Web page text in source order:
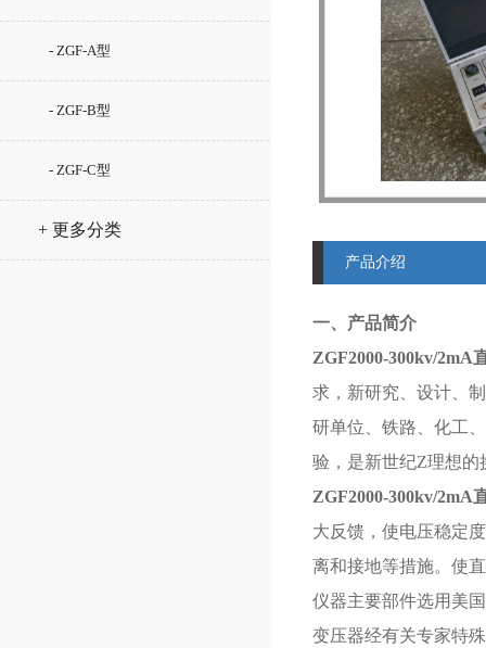
- ZGF-A型
- ZGF-B型
- ZGF-C型
+ 更多分类
产品介绍
一、产品简介
ZGF2000-300kv/2mA
求，新研究、设计、
研单位、铁路、化工
验，是新世纪Z理想的
ZGF2000-300kv/2mA
大反馈，使电压稳定
离和接地等措施。使
仪器主要部件选用美
变压器经有关专家特